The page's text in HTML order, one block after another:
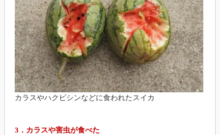
カラスやハクビシンなどに食われたスイカ
3．カラスや害虫が食べた